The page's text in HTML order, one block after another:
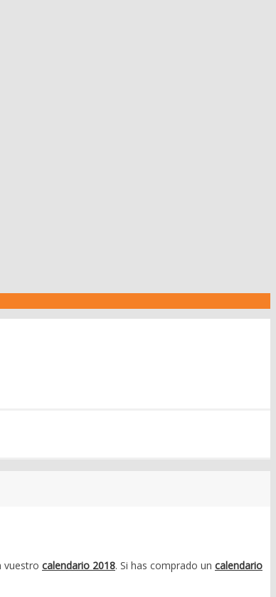
vuestro calendario 2018. Si has comprado un calendario